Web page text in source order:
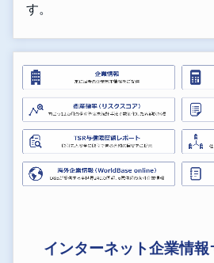
す。
インターネット企業情